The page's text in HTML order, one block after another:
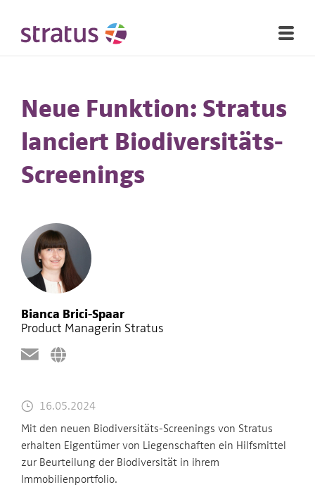
Neue Funktion: Stratus
lanciert Biodiversitäts-
Screenings
Bianca Brici-Spaar
Product Managerin Stratus
16.05.2024
Mit den neuen Biodiversitäts-Screenings von Stratus
erhalten Eigentümer von Liegenschaften ein Hilfsmittel
zur Beurteilung der Biodiversität in ihrem
Immobilienportfolio.